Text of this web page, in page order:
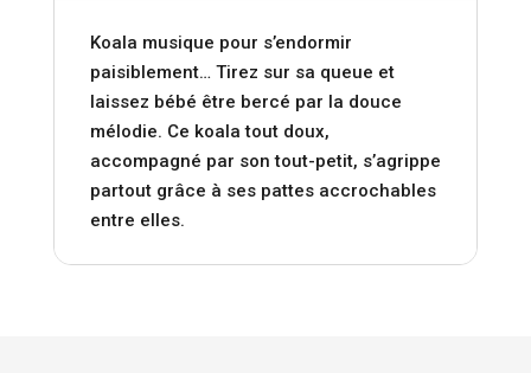
Koala musique pour s’endormir
paisiblement… Tirez sur sa queue et
laissez bébé être bercé par la douce
mélodie. Ce koala tout doux,
accompagné par son tout-petit, s’agrippe
partout grâce à ses pattes accrochables
entre elles.